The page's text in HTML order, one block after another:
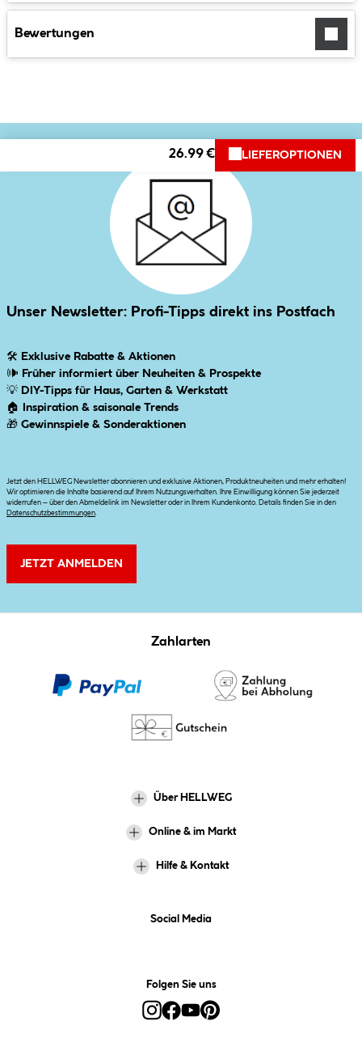
Bewertungen
26.99 € LIEFEROPTIONEN
Unser Newsletter: Profi-Tipps direkt ins Postfach
🛠 Exklusive Rabatte & Aktionen
🕪 Früher informiert über Neuheiten & Prospekte
💡 DIY-Tipps für Haus, Garten & Werkstatt
🏠
Inspiration & saisonale Trends
🎁 Gewinnspiele & Sonderaktionen
Jetzt den HELLWEG Newsletter abonnieren und exklusive Aktionen, Produktneuheiten und mehr erhalten!
Wir optimieren die Inhalte basierend auf Ihrem Nutzungsverhalten. Ihre Einwilligung können Sie jederzeit
widerrufen – über den Abmeldelink im Newsletter oder in Ihrem Kundenkonto. Details finden Sie in den
Datenschutzbestimmungen
JETZT ANMELDEN
Zahlarten
Über HELLWEG
Online & im Markt
Hilfe & Kontakt
Social Media
Folgen Sie uns